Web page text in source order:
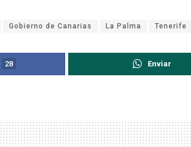
Gobierno de Canarias La Palma Tenerife
28 Enviar